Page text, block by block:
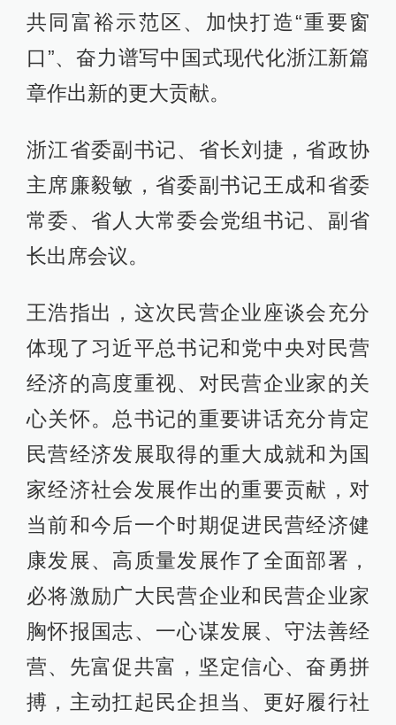
共同富裕示范区、加快打造“重要窗
口”、奋力谱写中国式现代化浙江新篇
章作出新的更大贡献。
浙江省委副书记、省长刘捷，省政协
主席廉毅敏，省委副书记王成和省委
常委、省人大常委会党组书记、副省
长出席会议。
王浩指出，这次民营企业座谈会充分
体现了习近平总书记和党中央对民营
经济的高度重视、对民营企业家的关
心关怀。总书记的重要讲话充分肯定
民营经济发展取得的重大成就和为国
家经济社会发展作出的重要贡献，对
当前和今后一个时期促进民营经济健
康发展、高质量发展作了全面部署，
必将激励广大民营企业和民营企业家
胸怀报国志、一心谋发展、守法善经
营、先富促共富，坚定信心、奋勇拼
搏，主动扛起民企担当、更好履行社